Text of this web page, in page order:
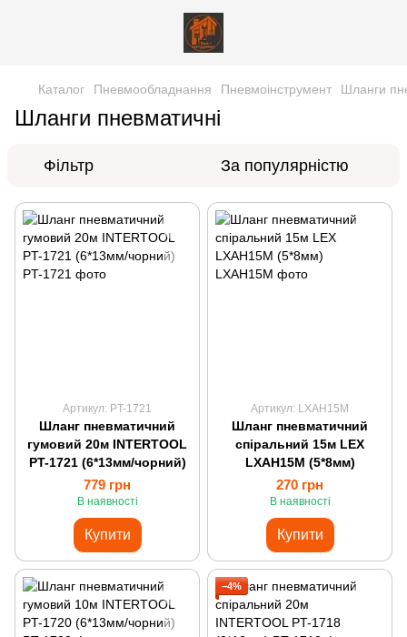
Каталог Пневмообладнання Пневмоінструмент Шланги
Шланги пневматичні
Фільтр За популярністю
Артикул: PT-1721
Шланг пневматичний
гумовий 20м INTERTOOL
PT-1721 (6*13мм/чорний)
779 грн
В наявності
Купити
Артикул: LXAH15M
Шланг пневматичний
спіральний 15м LEX
LXAH15M (5*8мм)
270 грн
В наявності
Купити
−4%